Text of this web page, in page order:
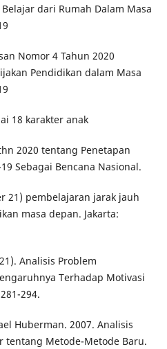
dari Rumah Dalam Masa
Nomor 4 Tahun 2020
Pendidikan dalam Masa
18 karakter anak
2020 tentang Penetapan
Sebagai Bencana Nasional.
21) pembelajaran jarak jauh
masa depan. Jakarta:
Analisis Problem
Terhadap Motivasi
294.
Huberman. 2007. Analisis
tentang Metode-Metode Baru.